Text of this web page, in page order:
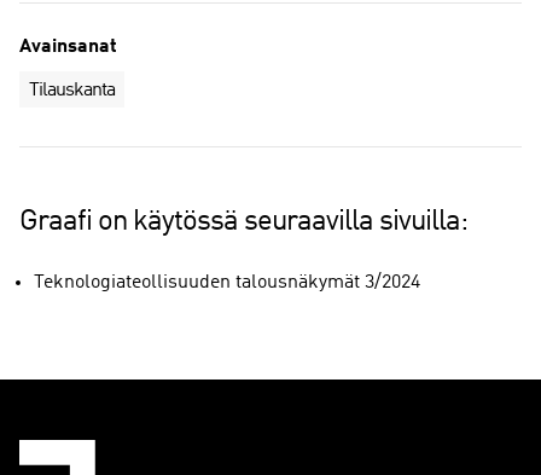
Avainsanat
Tilauskanta
Graafi on käytössä seuraavilla sivuilla:
Teknologiateollisuuden talousnäkymät 3/2024